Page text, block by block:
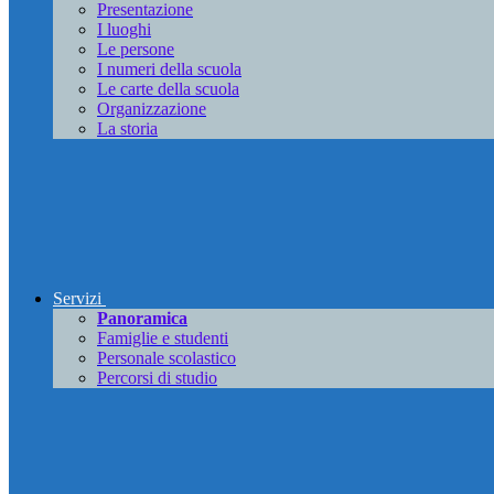
Presentazione
I luoghi
Le persone
I numeri della scuola
Le carte della scuola
Organizzazione
La storia
Servizi
Panoramica
Famiglie e studenti
Personale scolastico
Percorsi di studio